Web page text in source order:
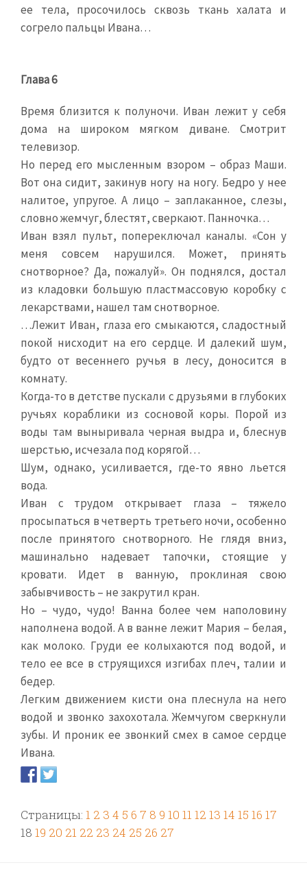
ее тела, просочилось сквозь ткань халата и
согрело пальцы Ивана…
Глава 6
Время близится к полуночи. Иван лежит у себя
дома на широком мягком диване. Смотрит
телевизор.
Но перед его мысленным взором – образ Маши.
Вот она сидит, закинув ногу на ногу. Бедро у нее
налитое, упругое. А лицо – заплаканное, слезы,
словно жемчуг, блестят, сверкают. Панночка…
Иван взял пульт, попереключал каналы. «Сон у
меня совсем нарушился. Может, принять
снотворное? Да, пожалуй». Он поднялся, достал
из кладовки большую пластмассовую коробку с
лекарствами, нашел там снотворное.
…Лежит Иван, глаза его смыкаются, сладостный
покой нисходит на его сердце. И далекий шум,
будто от весеннего ручья в лесу, доносится в
комнату.
Когда-то в детстве пускали с друзьями в глубоких
ручьях кораблики из сосновой коры. Порой из
воды там выныривала черная выдра и, блеснув
шерстью, исчезала под корягой…
Шум, однако, усиливается, где-то явно льется
вода.
Иван с трудом открывает глаза – тяжело
просыпаться в четверть третьего ночи, особенно
после принятого снотворного. Не глядя вниз,
машинально надевает тапочки, стоящие у
кровати. Идет в ванную, проклиная свою
забывчивость – не закрутил кран.
Но – чудо, чудо! Ванна более чем наполовину
наполнена водой. А в ванне лежит Мария – белая,
как молоко. Груди ее колыхаются под водой, и
тело ее все в струящихся изгибах плеч, талии и
бедер.
Легким движением кисти она плеснула на него
водой и звонко захохотала. Жемчугом сверкнули
зубы. И проник ее звонкий смех в самое сердце
Ивана.
Страницы: 1 2 3 4 5 6 7 8 9 10 1112 13 14 15 16 17
18 19 20 21 22 23 24 25 26 27